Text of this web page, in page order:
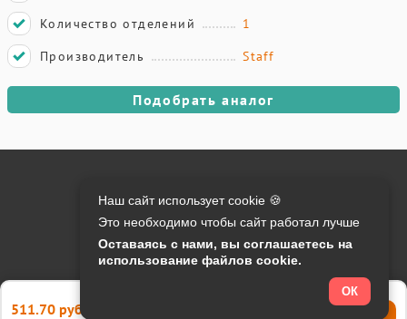
Количество отделений
1
Производитель
Staff
Подобрать аналог
511.70 руб.
Контакты:
info@o-manager.ru
Онлайн оплата на сайте:
Наш сайт использует cookie 🍪
Это необходимо чтобы сайт работал лучше
Оставаясь с нами, вы соглашаетесь на
использование файлов cookie.
ОК